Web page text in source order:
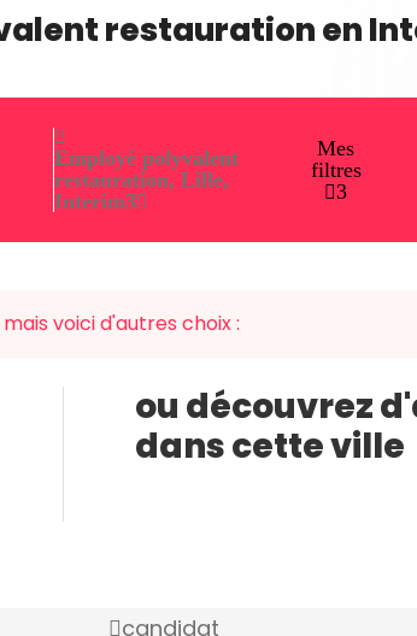
restaurationen
Employé polyvalent
restauration, Lille,
Interim3
Mes
filtres
3
mais voici d'autres choix :
ou découvrez
dans cette ville
candidat